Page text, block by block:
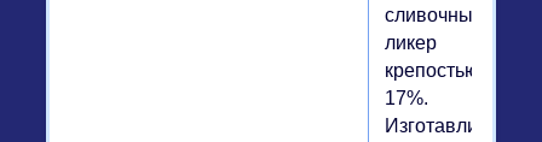
сливочный
ликер
крепостью
17%.
Изготавливается